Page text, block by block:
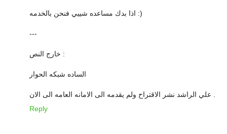
اذا بدك مساعده شييي فنحن بالخدمه :)
---
خارج النص :
الساده شبكه الحوار
Reply